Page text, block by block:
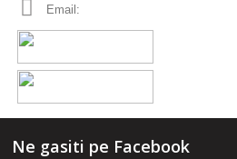
Email:
Ne gasiti pe Facebook